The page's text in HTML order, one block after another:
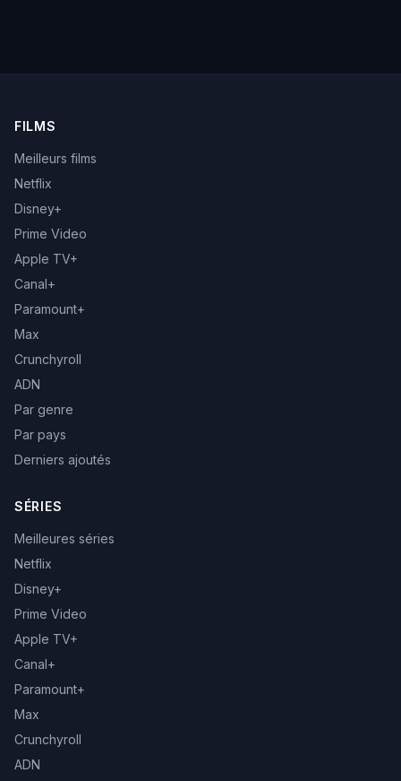
FILMS
Meilleurs films
Netflix
Disney+
Prime Video
Apple TV+
Canal+
Paramount+
Max
Crunchyroll
ADN
Par genre
Par pays
Derniers ajoutés
SÉRIES
Meilleures séries
Netflix
Disney+
Prime Video
Apple TV+
Canal+
Paramount+
Max
Crunchyroll
ADN